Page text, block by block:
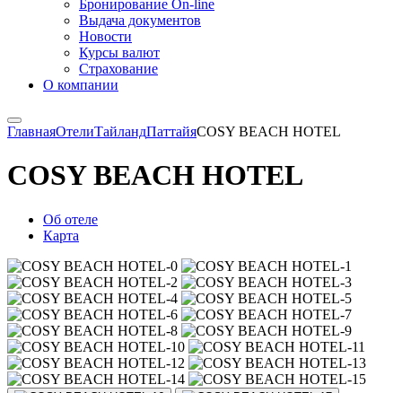
Бронирование On-line
Выдача документов
Новости
Курсы валют
Страхование
О компании
ГлавнаяОтелиТайландПаттайяCOSY BEACH HOTEL
COSY BEACH HOTEL
Об отеле
Карта